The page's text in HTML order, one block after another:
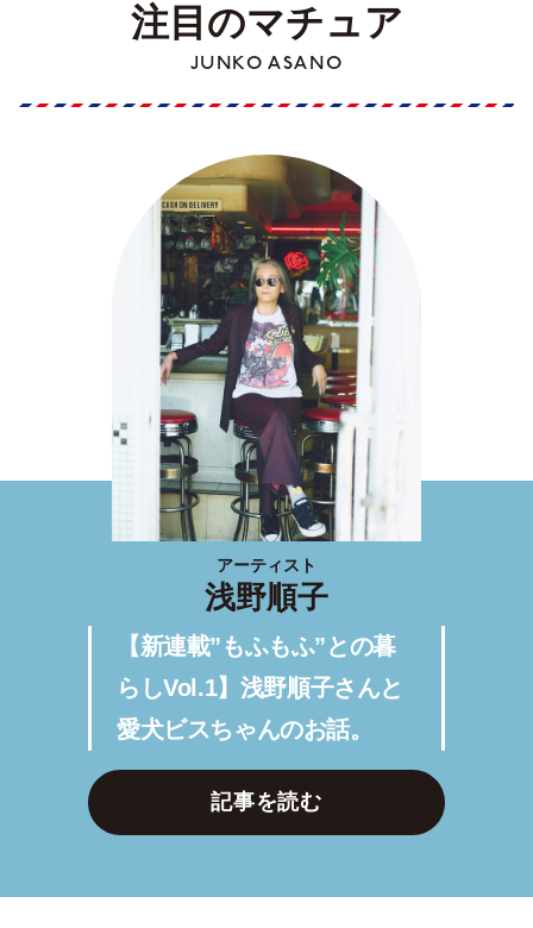
注目のマチュア
JUNKO ASANO
アーティスト
浅野順子
【新連載”もふもふ”との暮
らしVol.1】浅野順子さんと
愛犬ビスちゃんのお話。
記事を読む